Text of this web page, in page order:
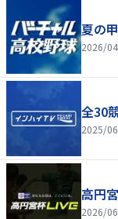
夏の
2026/
全30
2025/
高円
2026/